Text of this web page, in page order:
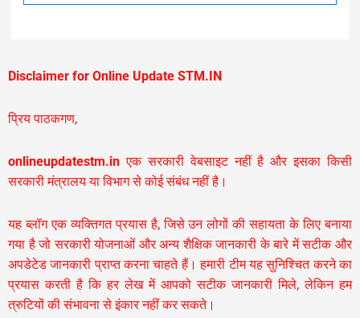
Disclaimer for Online Update STM.IN
प्रिय पाठकगण,
onlineupdatestm.in एक सरकारी वेबसाइट नहीं है और इसका किसी
सरकारी मंत्रालय या विभाग से कोई संबंध नहीं है।
यह ब्लॉग एक व्यक्तिगत प्रयास है, जिसे उन लोगों की सहायता के लिए बनाया
गया है जो सरकारी योजनाओं और अन्य शैक्षिक जानकारी के बारे में सटीक और
अपडेटेड जानकारी प्राप्त करना चाहते हैं। हमारी टीम यह सुनिश्चित करने का
प्रयास करती है कि हर लेख में आपको सटीक जानकारी मिले, लेकिन हम
त्रुटियों की संभावना से इंकार नहीं कर सकते।